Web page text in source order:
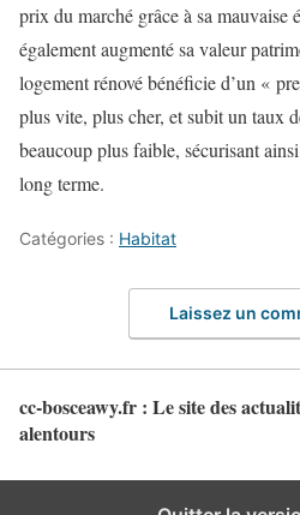
prix du marché grâce à sa mauvaise
également augmenté sa valeur
logement rénové bénéficie d’un «
plus vite, plus cher, et subit un taux
beaucoup plus faible, sécurisant
long terme.
Catégories : Habitat
Laissez un
cc-bosceawy.fr : Le site des
alentours